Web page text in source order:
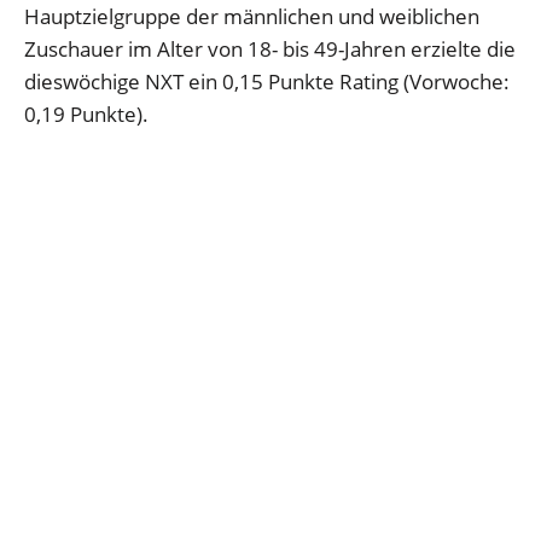
Hauptzielgruppe der männlichen und weiblichen
Zuschauer im Alter von 18- bis 49-Jahren erzielte die
dieswöchige NXT ein 0,15 Punkte Rating (Vorwoche:
0,19 Punkte).